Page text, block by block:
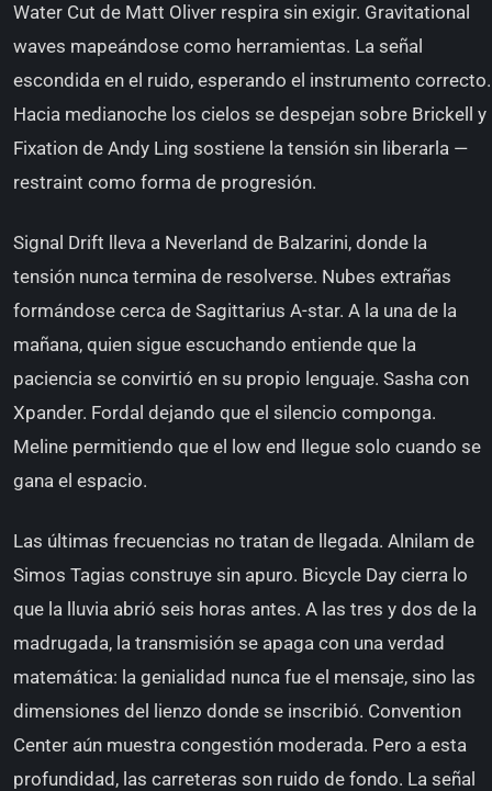
Water Cut de Matt Oliver respira sin exigir. Gravitational
waves mapeándose como herramientas. La señal
escondida en el ruido, esperando el instrumento correcto.
Hacia medianoche los cielos se despejan sobre Brickell y
Fixation de Andy Ling sostiene la tensión sin liberarla —
restraint como forma de progresión.
Signal Drift lleva a Neverland de Balzarini, donde la
tensión nunca termina de resolverse. Nubes extrañas
formándose cerca de Sagittarius A-star. A la una de la
mañana, quien sigue escuchando entiende que la
paciencia se convirtió en su propio lenguaje. Sasha con
Xpander. Fordal dejando que el silencio componga.
Meline permitiendo que el low end llegue solo cuando se
gana el espacio.
Las últimas frecuencias no tratan de llegada. Alnilam de
Simos Tagias construye sin apuro. Bicycle Day cierra lo
que la lluvia abrió seis horas antes. A las tres y dos de la
madrugada, la transmisión se apaga con una verdad
matemática: la genialidad nunca fue el mensaje, sino las
dimensiones del lienzo donde se inscribió. Convention
Center aún muestra congestión moderada. Pero a esta
profundidad, las carreteras son ruido de fondo. La señal